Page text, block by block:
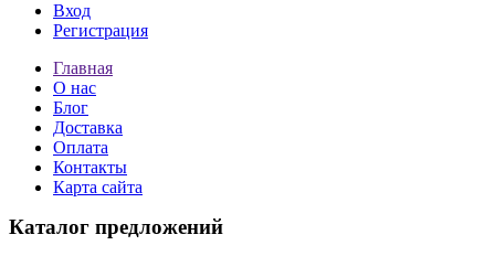
Вход
Регистрация
Главная
О нас
Блог
Доставка
Оплата
Контакты
Карта сайта
Каталог предложений